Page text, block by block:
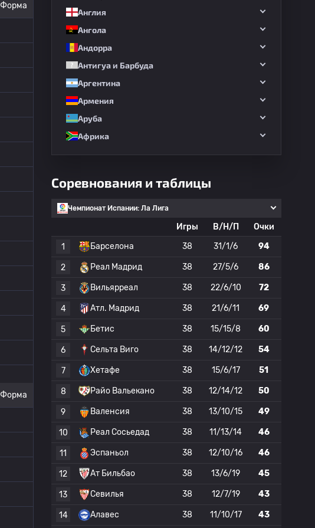
Форма
Форма
Англия
Ангола
Андорра
Антигуа и Барбуда
Аргентина
Армения
Аруба
Африка
Соревнования и таблицы
Чемпионат Испании: Ла Лига
Игры В/Н/П
Очки
1
Барселона 38 31/1/6 94
2 Реал Мадрид 38 27/5/6 86
3 Вильярреал 38 22/6/10 72
4 Атл. Мадрид 38 21/6/11 69
5 Бетис 38 15/15/8 60
6 Сельта Виго 38 14/12/12 54
7 Хетафе 38 15/6/17 51
8 Райо Вальекано 38 12/14/12 50
9 Валенсия 38 13/10/15 49
10 Реал Сосьедад 38 11/13/14 46
11 Эспаньол 38 12/10/16 46
12 Ат Бильбао 38 13/6/19 45
13 Севилья 38 12/7/19 43
14 Алавес 38 11/10/17 43